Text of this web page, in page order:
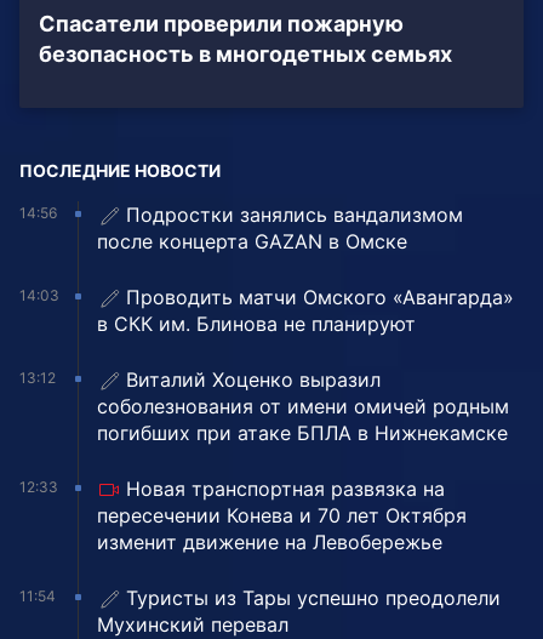
Спасатели проверили пожарную
безопасность в многодетных семьях
ПОСЛЕДНИЕ НОВОСТИ
14:56
Подростки занялись вандализмом
после концерта GAZAN в Омске
14:03
Проводить матчи Омского «Авангарда»
в СКК им. Блинова не планируют
13:12
Виталий Хоценко выразил
соболезнования от имени омичей родным
погибших при атаке БПЛА в Нижнекамске
12:33
Новая транспортная развязка на
пересечении Конева и 70 лет Октября
изменит движение на Левобережье
11:54
Туристы из Тары успешно преодолели
Мухинский перевал